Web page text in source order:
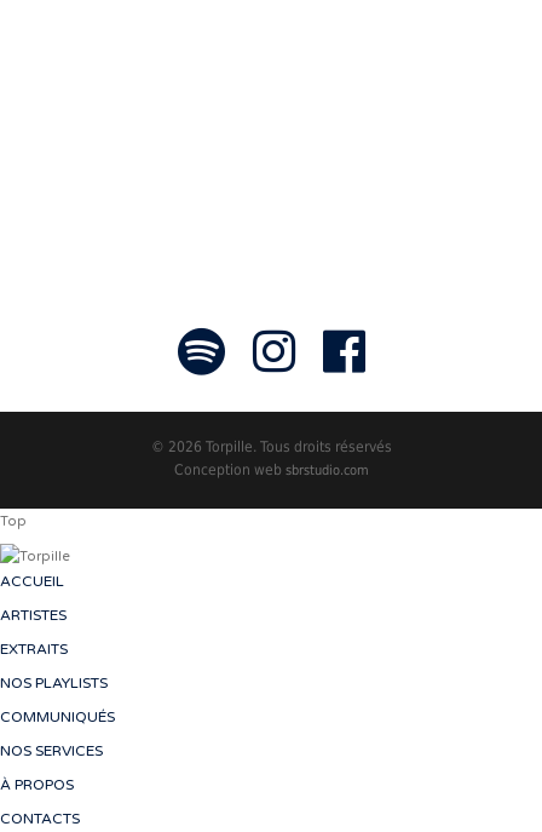
© 2026 Torpille. Tous droits réservés
Conception web sbrstudio.com
Top
ACCUEIL
ARTISTES
EXTRAITS
NOS PLAYLISTS
COMMUNIQUÉS
NOS SERVICES
À PROPOS
CONTACTS